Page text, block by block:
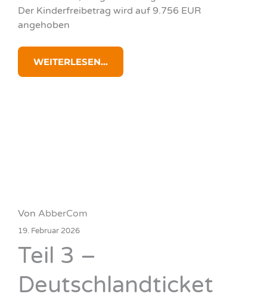
Der Kinderfreibetrag wird auf 9.756 EUR
angehoben
WEITERLESEN...
Von AbberCom
19. Februar 2026
Teil 3 –
Deutschlandticket